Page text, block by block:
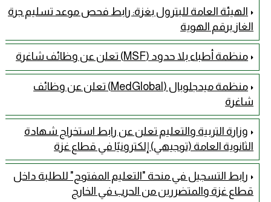
الهيئة العامة للبترول بغزة: رابط فحص موعد تسليم جرة
الغاز برقم الهوية
منظمة أطباء بلا حدود (MSF) تعلن عن وظائف شاغرة
منظمة ميدجلوبال (MedGlobal) تعلن عن وظائف
شاغرة
وزارة التربية والتعليم تعلن عن رابط استخراج شهادة
الثانوية العامة (توجيهي) إلكترونيًا في قطاع غزة
رابط التسجيل في منحة "التعليم المفتوح" للطلبة داخل
قطاع غزة والمتضررين من الحرب في الخارج